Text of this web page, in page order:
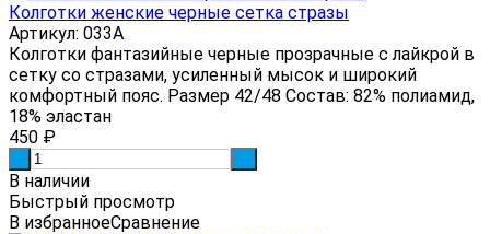
Колготки женские черные сетка стразы
Артикул: 033А
Колготки фантазийные черные прозрачные с лайкрой в
сетку со стразами, усиленный мысок и широкий
комфортный пояс. Размер 42/48 Состав: 82% полиамид,
18% эластан
450 ₽
В наличии
Быстрый просмотр
В избранноеСравнение